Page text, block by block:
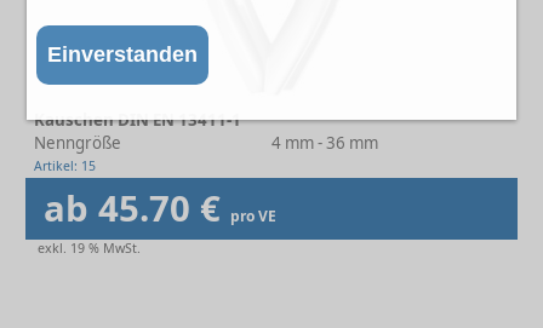
Einverstanden
Kauschen DIN EN 13411-1
Nenngröße
4 mm - 36 mm
Artikel: 15
ab 45.70 € pro VE
exkl. 19 % MwSt.